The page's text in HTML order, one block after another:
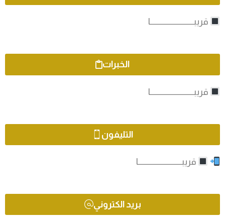
قريبـــــــــــــــــــــــــــــا
الخبرات
قريبـــــــــــــــــــــــــــــا
التليفون
قريبـــــــــــــــــــــــــــــا
بريد الكتروني